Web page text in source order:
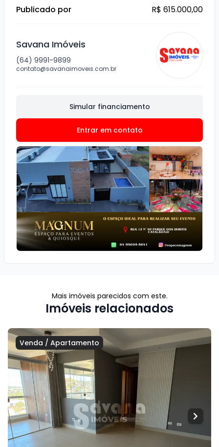
Publicado por R$ 615.000,00
Savana Imóveis
(64) 9991-9899
contato@savanaimoveis.com.br
Simular financiamento
Entrar em contato
Mais imóveis parecidos com este.
Imóveis relacionados
Venda / Apartamento